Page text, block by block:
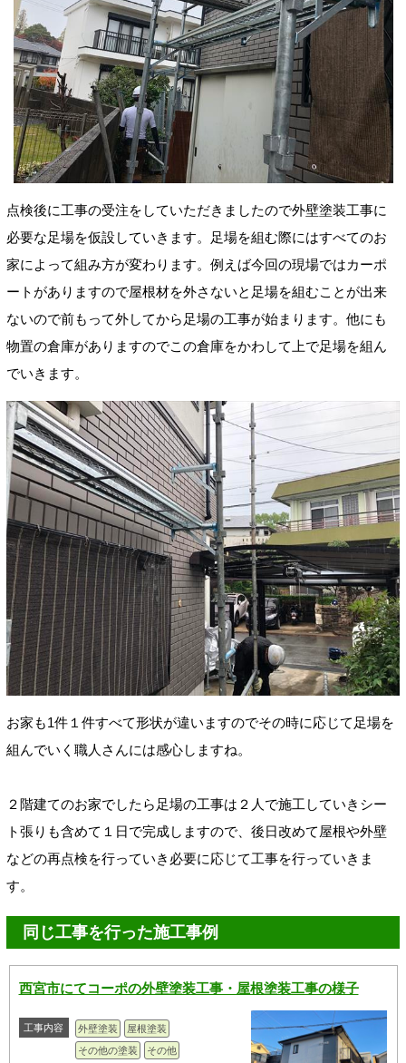
点検後に工事の受注をしていただきましたので外壁塗装工事に
必要な足場を仮設していきます。足場を組む際にはすべてのお
家によって組み方が変わります。例えば今回の現場ではカーポ
ートがありますので屋根材を外さないと足場を組むことが出来
ないので前もって外してから足場の工事が始まります。他にも
物置の倉庫がありますのでこの倉庫をかわして上で足場を組ん
でいきます。
お家も1件１件すべて形状が違いますのでその時に応じて足場を
組んでいく職人さんには感心しますね。
２階建てのお家でしたら足場の工事は２人で施工していきシー
ト張りも含めて１日で完成しますので、後日改めて屋根や外壁
などの再点検を行っていき必要に応じて工事を行っていきま
す。
同じ工事を行った施工事例
西宮市にてコーポの外壁塗装工事・屋根塗装工事の様子
工事内容 外壁塗装
屋根塗装
その他の塗装
その他